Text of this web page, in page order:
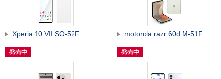
Xperia 10 VII SO-52F
発売中
motorola razr 60d M-51F
発売中